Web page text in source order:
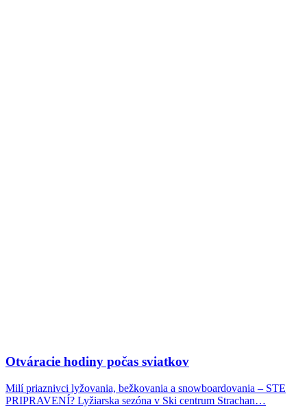
Otváracie hodiny počas sviatkov
Milí priaznivci lyžovania, bežkovania a snowboardovania – STE
PRIPRAVENÍ? Lyžiarska sezóna v Ski centrum Strachan…